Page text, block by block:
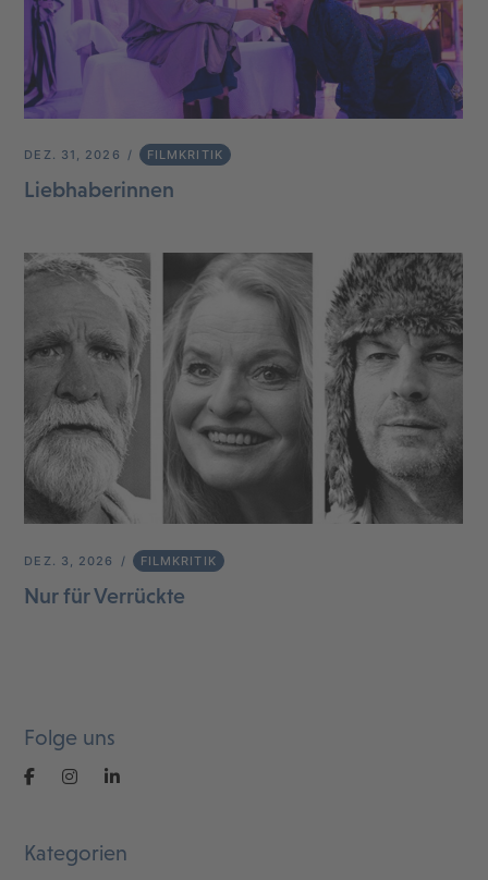
DEZ. 31, 2026 FILMKRITIK
Liebhaberinnen
DEZ. 3, 2026 FILMKRITIK
Nur für Verrückte
Folge uns
Kategorien